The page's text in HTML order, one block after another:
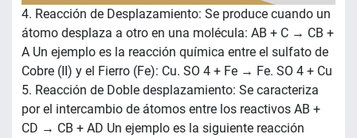
4. Reacción de Desplazamiento: Se produce cuando un
átomo desplaza a otro en una molécula: AB + C → CB +
A Un ejemplo es la reacción química entre el sulfato de
Cobre (II) y el Fierro (Fe): Cu. SO 4 + Fe → Fe. SO 4 + Cu
5. Reacción de Doble desplazamiento: Se caracteriza
por el intercambio de átomos entre los reactivos AB +
CD → CB + AD Un ejemplo es la siguiente reacción